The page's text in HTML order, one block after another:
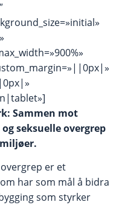
Sammen mot
seksuelle overgrep
er et
har som mål å bidra
som styrker